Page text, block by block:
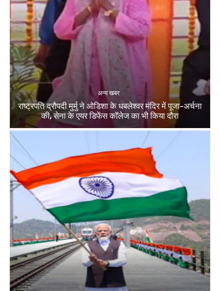
अन्य खबर
राष्ट्रपति द्रौपदी मुर्मु ने ओडिशा के धबलेश्वर मंदिर में पूजा-अर्चना
की, सेना के एयर डिफेंस कॉलेज का भी किया दौरा